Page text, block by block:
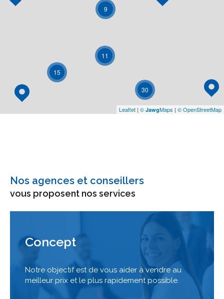
15
11
9
30
Leaflet | © JawgMaps | © OpenStreetMap
Nos agences et conseillers
vous proposent nos services
Concept
Notre objectif est de vous aider à vendre au
meilleur prix et le plus rapidement possible.